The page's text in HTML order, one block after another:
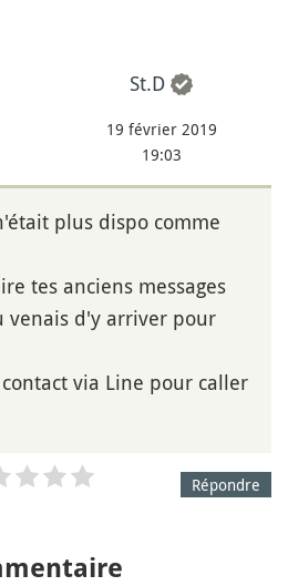
St.D
19 février 2019
19:03
plus dispo comme
tes anciens messages
venais d'y arriver pour
via Line pour caller
Répondre